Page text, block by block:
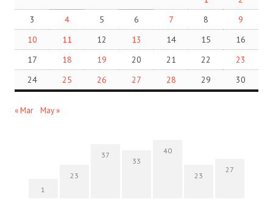
3
4 5 6 7 8
9
10
11 12 13 14 15
16
17
18 19 20 21 22
23
24
25 26 27 28 29 30
« Mar May »
1
23
37
33
40
23
27